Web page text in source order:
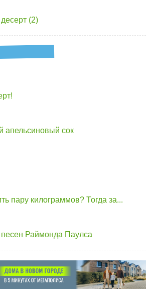
(2)
сок
пару килограммов? Тогда за...
песен Раймонда Паулса